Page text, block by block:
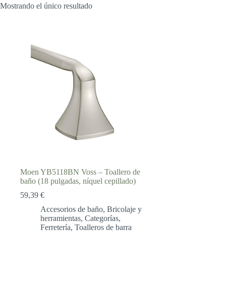
Mostrando el único resultado
Moen YB5118BN Voss – Toallero de
baño (18 pulgadas, níquel cepillado)
59,39 €
Accesorios de baño, Bricolaje y
herramientas, Categorías,
Ferretería, Toalleros de barra